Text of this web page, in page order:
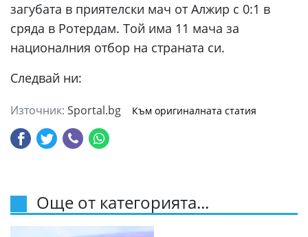
загубата в приятелски мач от Алжир с 0:1 в
сряда в Ротердам. Той има 11 мача за
националния отбор на страната си.
Следвай ни:
Източник: Sportal.bg Към оригиналната статия
Още от категорията...